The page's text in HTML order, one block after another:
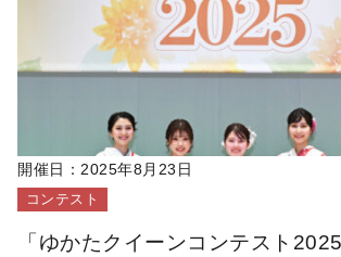
開催日： 2025年8月23日
コンテスト
「ゆかたクイーンコンテスト